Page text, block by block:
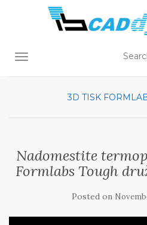
TOGGLE NAVIGATION
3D TISK
Nadomestite
Formlabs Tough
Posted on